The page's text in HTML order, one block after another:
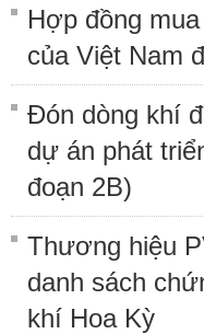
Hợp đồng
của Việt Nam
Đón dòng khí
dự án phát
đoạn 2B)
Thương hiệu
danh sách
khí Hoa Kỳ